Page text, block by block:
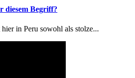
diesem Begriff?
in Peru sowohl als stolze...